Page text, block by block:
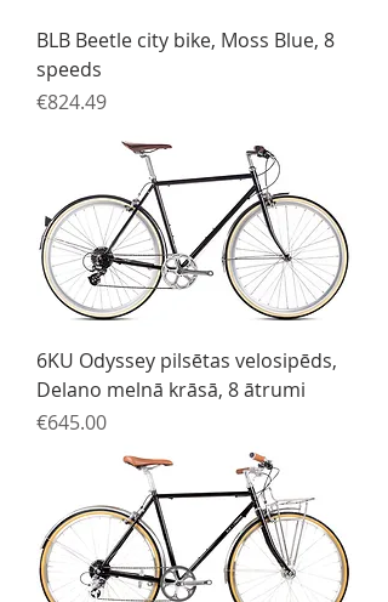
BLB Beetle city bike, Moss Blue, 8
speeds
Price
€824.49
6KU Odyssey pilsētas velosipēds,
Delano melnā krāsā, 8 ātrumi
Price
€645.00